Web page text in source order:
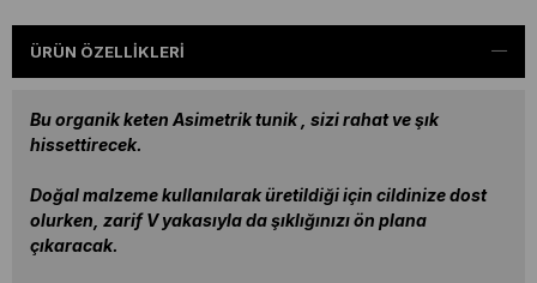
ÜRÜN ÖZELLIKLERI
Bu organik keten Asimetrik tunik , sizi rahat ve şık
hissettirecek.
Doğal malzeme kullanılarak üretildiği için cildinize dost
olurken, zarif V yakasıyla da şıklığınızı ön plana
çıkaracak.